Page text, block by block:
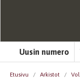
Uusin numero
Etusivu / Arkistot /